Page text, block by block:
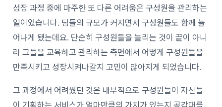
성장 과정 중에 마주한 또 다른 어려움은 구성원을 관리하는
일이었습니다. 팀들의 규모가 커지면서 구성원들도 함께 늘
어나게 됐는데요. 단순히 구성원들을 늘리는 것이 끝이 아니
라 그들을 교육하고 관리하는 측면에서 어떻게 구성원들을
만족시키고 성장시켜나갈지 고민이 많아지게 되었습니다.
그 과정에서 어려웠던 것은 내부적으로 구성원들이 자신들
이 기획하는 서비스가 얼마만큼의 가치가 있는지 공감대를